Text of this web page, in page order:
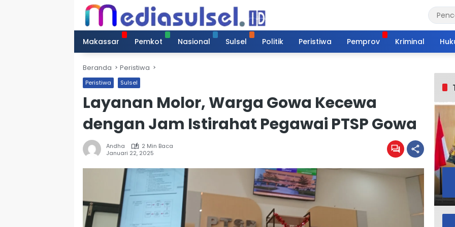
Makassar
Pemkot Nasional Sulsel Politik Peristiwa Pemprov Kriminal
Beranda Peristiwa
Peristiwa Sulsel
Layanan Molor, Warga Gowa Kecewa
dengan Jam Istirahat Pegawai PTSP Gowa
Andha
2 Min Baca
Januari 22, 2025